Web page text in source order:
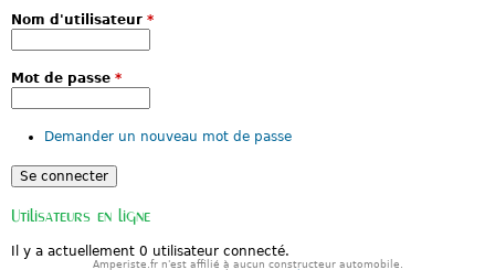
pNom d'utilisateur *
Mot de passe *
Demander un nouveau mot de passe
Utilisateurs en ligne
Il y a actuellement 0 utilisateur connecté.
Amperiste.fr n'est affilié à aucun constructeur automobile.